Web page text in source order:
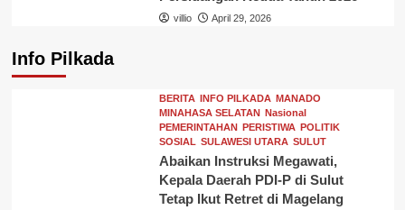
villio April 29, 2026
Info Pilkada
BERITA INFO PILKADA MANADO
MINAHASA SELATAN Nasional
PEMERINTAHAN PERISTIWA POLITIK
SOSIAL SULAWESI UTARA SULUT
Abaikan Instruksi Megawati,
Kepala Daerah PDI-P di Sulut
Tetap Ikut Retret di Magelang